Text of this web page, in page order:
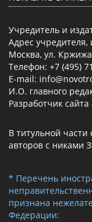
Учредитель и
Адрес учредителя,
Москва, ул.
Телефон: +7 (495)
E-mail:
И.О. главного
Разработчик сайта
В титульной
авторов с никами
* Перечень
признана
Федерации: